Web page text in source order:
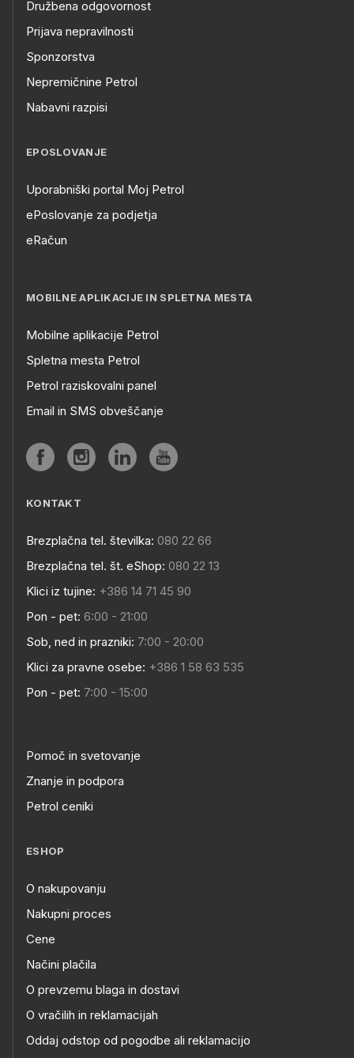
Družbena odgovornost
Prijava nepravilnosti
Sponzorstva
Nepremičnine Petrol
Nabavni razpisi
EPOSLOVANJE
Uporabniški portal Moj Petrol
ePoslovanje za podjetja
eRačun
MOBILNE APLIKACIJE IN SPLETNA MESTA
Mobilne aplikacije Petrol
Spletna mesta Petrol
Petrol raziskovalni panel
Email in SMS obveščanje
KONTAKT
Brezplačna tel. številka: 080 22 66
Brezplačna tel. št. eShop: 080 22 13
Klici iz tujine: +386 14 71 45 90
Pon - pet: 6:00 - 21:00
Sob, ned in prazniki: 7:00 - 20:00
Klici za pravne osebe: +386 1 58 63 535
Pon - pet: 7:00 - 15:00
Pomoč in svetovanje
Znanje in podpora
Petrol ceniki
ESHOP
O nakupovanju
Nakupni proces
Cene
Načini plačila
O prevzemu blaga in dostavi
O vračilih in reklamacijah
Oddaj odstop od pogodbe ali reklamacijo